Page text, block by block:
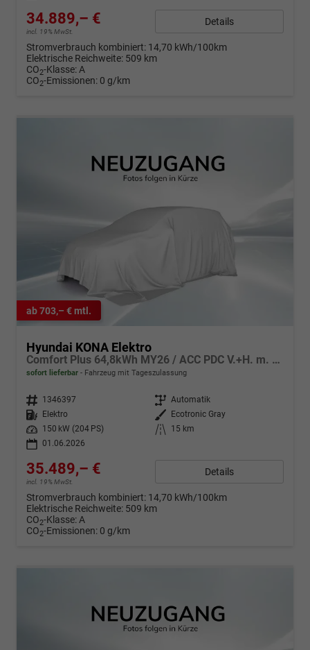
34.889,– €
incl. 19% MwSt.
Details
Stromverbrauch kombiniert: 14,70 kWh/100km
Elektrische Reichweite: 509 km
CO2-Klasse:A
CO2-Emissionen: 0 g/km
ab 703,– € mtl.
Hyundai KONA Elektro
Comfort Plus 64,8kWh MY26 / ACC PDC V.+H. m. Kamera Keyless Sitz & Lenkr.Heiz./ LED Navi
sofort lieferbar Fahrzeug mit Tageszulassung
Fahrzeugnr. 1346397 Getriebe Automatik
Kraftstoff
Elektro Außenfarbe
Ecotronic Gray
Leistung
150 kW (204 PS) Kilometerstand
15 km
01.06.2026
35.489,– €
incl. 19% MwSt.
Details
Stromverbrauch kombiniert: 14,70 kWh/100km
Elektrische Reichweite: 509 km
CO2-Klasse:A
CO2-Emissionen: 0 g/km